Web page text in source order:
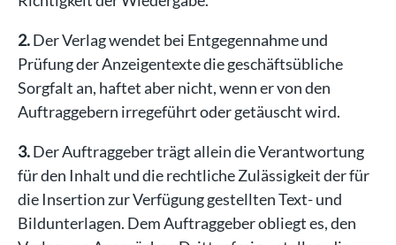
2.Der Verlag wendet bei Entgegennahme und
Prüfung der Anzeigentexte die geschäftsübliche
Sorgfalt an, haftet aber nicht, wenn er von den
Auftraggebern irregeführt oder getäuscht wird.
3.Der Auftraggeber trägt allein die Verantwortung
für den Inhalt und die rechtliche Zulässigkeit der für
die Insertion zur Verfügung gestellten Text- und
Bildunterlagen. Dem Auftraggeber obliegt es, den